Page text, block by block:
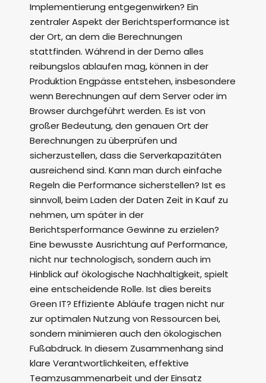
Implementierung entgegenwirken? Ein
zentraler Aspekt der Berichtsperformance ist
der Ort, an dem die Berechnungen
stattfinden. Während in der Demo alles
reibungslos ablaufen mag, können in der
Produktion Engpässe entstehen, insbesondere
wenn Berechnungen auf dem Server oder im
Browser durchgeführt werden. Es ist von
großer Bedeutung, den genauen Ort der
Berechnungen zu überprüfen und
sicherzustellen, dass die Serverkapazitäten
ausreichend sind. Kann man durch einfache
Regeln die Performance sicherstellen? Ist es
sinnvoll, beim Laden der Daten Zeit in Kauf zu
nehmen, um später in der
Berichtsperformance Gewinne zu erzielen?
Eine bewusste Ausrichtung auf Performance,
nicht nur technologisch, sondern auch im
Hinblick auf ökologische Nachhaltigkeit, spielt
eine entscheidende Rolle. Ist dies bereits
Green IT? Effiziente Abläufe tragen nicht nur
zur optimalen Nutzung von Ressourcen bei,
sondern minimieren auch den ökologischen
Fußabdruck. In diesem Zusammenhang sind
klare Verantwortlichkeiten, effektive
Teamzusammenarbeit und der Einsatz